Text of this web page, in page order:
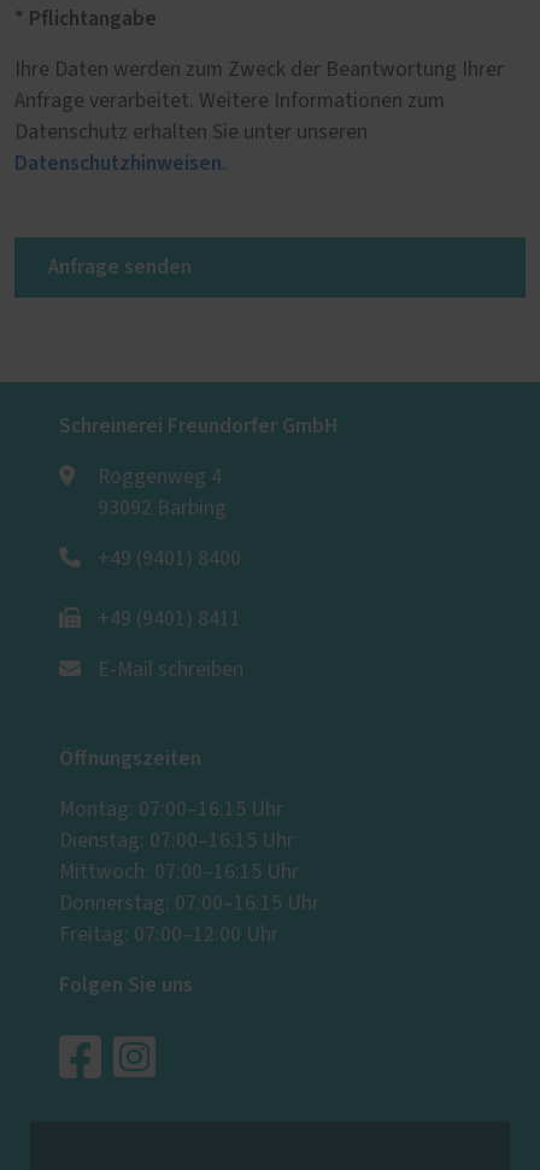
* Pflichtangabe
Ihre Daten werden zum Zweck der Beantwortung Ihrer
Anfrage verarbeitet. Weitere Informationen zum
Datenschutz erhalten Sie unter unseren
Datenschutzhinweisen.
Anfrage senden
Schreinerei Freundorfer GmbH
Roggenweg 4
93092 Barbing
+49 (9401) 8400
+49 (9401) 8411
E-Mail schreiben
Öffnungszeiten
Montag: 07:00–16:15 Uhr
Dienstag: 07:00–16:15 Uhr
Mittwoch: 07:00–16:15 Uhr
Donnerstag: 07:00–16:15 Uhr
Freitag: 07:00–12:00 Uhr
Folgen Sie uns